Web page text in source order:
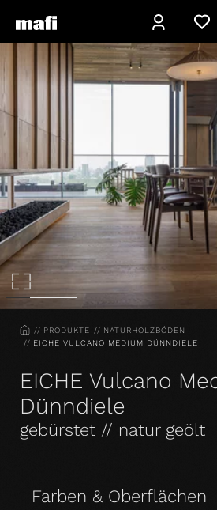
HOMEPRODUKTE
NATURHOLZBÖDEN
EICHE VULCANO MEDIUM DÜNNDIELE
EICHE Vulcano
Dünndiele
gebürstet // natur geölt
Farben & Oberflächen